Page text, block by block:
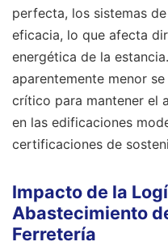
perfecta, los sistemas
eficacia, lo que afecta
energética de la
aparentemente menor
crítico para mantener el
en las edificaciones
certificaciones de
Impacto de la
Abastecimiento
Ferretería